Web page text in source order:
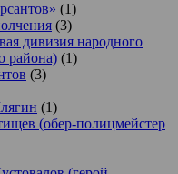
(1)
(3)
дивизия народного
района) (1)
(3)
(1)
(обер-полицмейстер